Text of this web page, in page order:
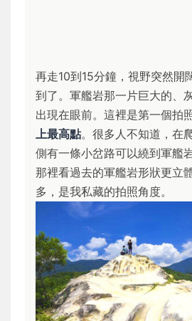
再走10到15分鐘，視野突然開
到了。軍艦岩那一片巨大的、
出現在眼前。這裡是第一個拍
上最高點。很多人不知道，在
側有一條小岔路可以繞到軍艦
那裡看過去的軍艦岩形狀更立
多，是我私藏的拍照角度。